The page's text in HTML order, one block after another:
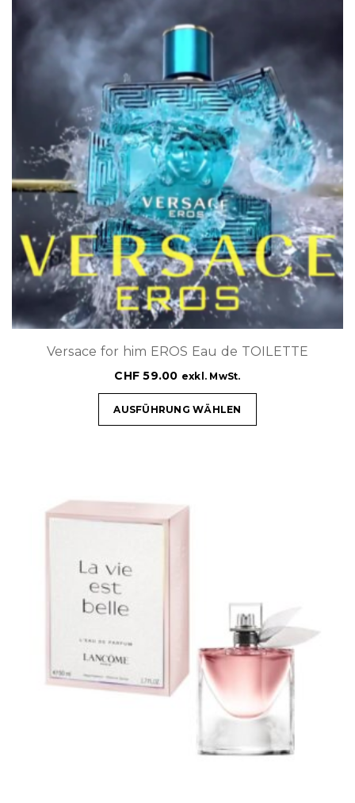
Versace for him EROS Eau de TOILETTE
CHF 59.00 exkl. MwSt.
AUSFÜHRUNG WÄHLEN